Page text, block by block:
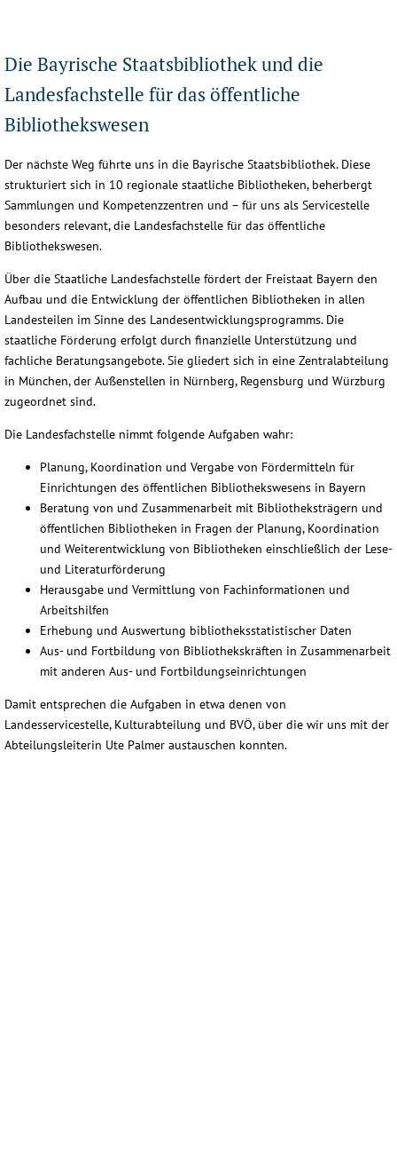
Die Bayrische Staatsbibliothek und die
Landesfachstelle für das öffentliche
Bibliothekswesen
Der nächste Weg führte uns in die Bayrische Staatsbibliothek. Diese
strukturiert sich in 10 regionale staatliche Bibliotheken, beherbergt
Sammlungen und Kompetenzzentren und – für uns als Servicestelle
besonders relevant, die Landesfachstelle für das öffentliche
Bibliothekswesen.
Über die Staatliche Landesfachstelle fördert der Freistaat Bayern den
Aufbau und die Entwicklung der öffentlichen Bibliotheken in allen
Landesteilen im Sinne des Landesentwicklungsprogramms. Die
staatliche Förderung erfolgt durch finanzielle Unterstützung und
fachliche Beratungsangebote. Sie gliedert sich in eine Zentralabteilung
in München, der Außenstellen in Nürnberg, Regensburg und Würzburg
zugeordnet sind.
Die Landesfachstelle nimmt folgende Aufgaben wahr:
Planung, Koordination und Vergabe von Fördermitteln für
Einrichtungen des öffentlichen Bibliothekswesens in Bayern
Beratung von und Zusammenarbeit mit Bibliotheksträgern und
öffentlichen Bibliotheken in Fragen der Planung, Koordination
und Weiterentwicklung von Bibliotheken einschließlich der Lese-
und Literaturförderung
Herausgabe und Vermittlung von Fachinformationen und
Arbeitshilfen
Erhebung und Auswertung bibliotheksstatistischer Daten
Aus- und Fortbildung von Bibliothekskräften in Zusammenarbeit
mit anderen Aus- und Fortbildungseinrichtungen
Damit entsprechen die Aufgaben in etwa denen von
Landesservicestelle, Kulturabteilung und BVÖ, über die wir uns mit der
Abteilungsleiterin Ute Palmer austauschen konnten.